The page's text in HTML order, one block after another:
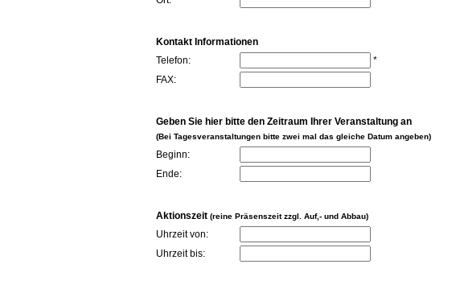
Kontakt Informationen
Telefon:
*
FAX:
Geben Sie hier bitte den Zeitraum Ihrer Veranstaltung an
(Bei Tagesveranstaltungen bitte zwei mal das gleiche Datum angeben)
Beginn:
Ende:
Aktionszeit (reine Präsenszeit zzgl. Auf,- und Abbau)
Uhrzeit von:
Uhrzeit bis: